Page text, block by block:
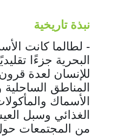
نبذة تاريخية
- لطالما كانت
البحرية جزءًا
للإنسان لعدة
المناطق
الأسماك
الغذائي وسبل
من المجتمعات